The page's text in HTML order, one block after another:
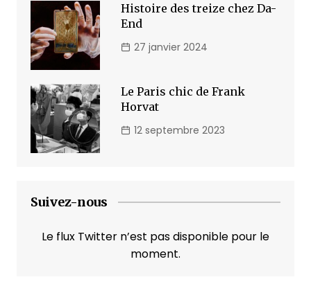
Histoire des treize chez Da-
End
27 janvier 2024
Le Paris chic de Frank
Horvat
12 septembre 2023
Suivez-nous
Le flux Twitter n’est pas disponible pour le
moment.